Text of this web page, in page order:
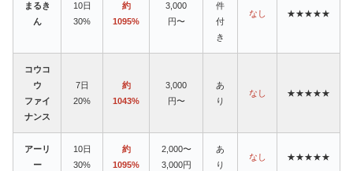
まるき
ん
10日
30%
約
1095%
3,000
円〜
件
付
き
なし ★★★★★
コウコ
ウ
ファイ
ナンス
7日
20%
約
1043%
3,000
円〜
あ
り
なし ★★★★★
アーリ
ー
10日
30%
約
1095%
2,000〜
3,000円
あ
り
なし ★★★★★